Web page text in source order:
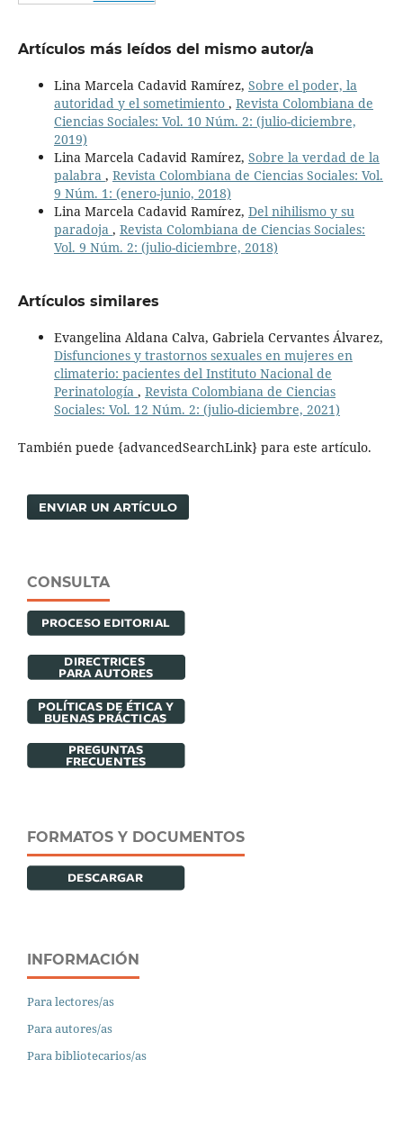
Artículos más leídos del mismo autor/a
Lina Marcela Cadavid Ramírez, Sobre el poder, la
autoridad y el sometimiento , Revista Colombiana de
Ciencias Sociales: Vol. 10 Núm. 2: (julio-diciembre,
2019)
Lina Marcela Cadavid Ramírez, Sobre la verdad de la
palabra , Revista Colombiana de Ciencias Sociales: Vol.
9 Núm. 1: (enero-junio, 2018)
Lina Marcela Cadavid Ramírez, Del nihilismo y su
paradoja , Revista Colombiana de Ciencias Sociales:
Vol. 9 Núm. 2: (julio-diciembre, 2018)
Artículos similares
Evangelina Aldana Calva, Gabriela Cervantes Álvarez,
Disfunciones y trastornos sexuales en mujeres en
climaterio: pacientes del Instituto Nacional de
Perinatología , Revista Colombiana de Ciencias
Sociales: Vol. 12 Núm. 2: (julio-diciembre, 2021)
También puede {advancedSearchLink} para este artículo.
ENVIAR UN ARTÍCULO
CONSULTA
FORMATOS Y DOCUMENTOS
INFORMACIÓN
Para lectores/as
Para autores/as
Para bibliotecarios/as